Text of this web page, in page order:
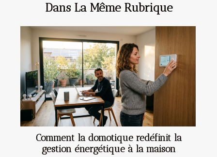
Dans La Même Rubrique
Comment la domotique redéfinit la
gestion énergétique à la maison